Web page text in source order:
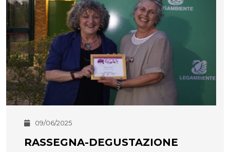
09/06/2025
RASSEGNA-DEGUSTAZIONE